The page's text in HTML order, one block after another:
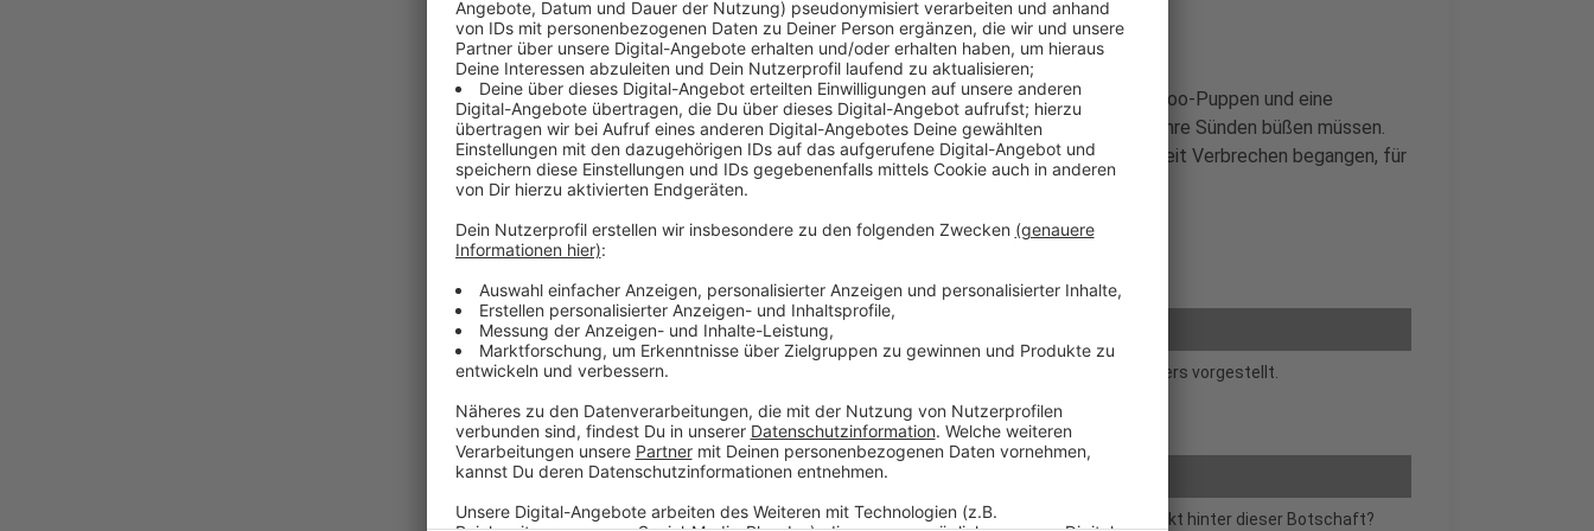
Anzeige
Was sie finden, schockt sie: Ein Altar mit zehn aufgespießten Vodoo-Puppen und eine
schrecklich verzehrte Stimme die ihnen mitteilt, dass sie nun für ihre Sünden büßen müssen.
Denn eins eint alle zehn Personen – sie haben in ihrer Vergangenheit Verbrechen begangen, für
die sie nun bestraft werden…
Streaming-Dienst: Joyn Plus+
Anzeige
©Copyright: Joyn Plus+
Einen Luxusurlaub hatten sich die zehn Inselbewohner irgendwie anders vorgestellt.
Anzeige
©Copyright: Joyn Plus+
Zehn Strandbewohner - zehn aufgespießte Vodoo-Puppen. Was steckt hinter dieser Botschaft?